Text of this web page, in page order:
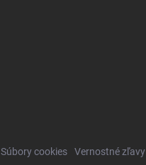
Súbory cookies Vernostné zľavy